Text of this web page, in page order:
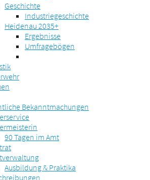
Geschichte
Industriegeschichte
Heidenau 2035+
Ergebnisse
Umfragebögen
Bekanntmachungen
90 Tagen im Amt
Ausbildung & Praktika